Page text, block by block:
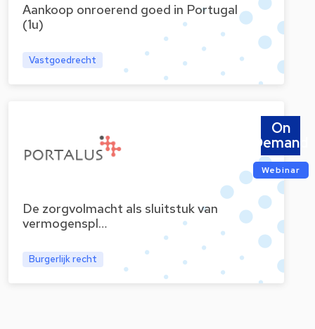
Aankoop onroerend goed in Portugal
(1u)
Vastgoedrecht
De zorgvolmacht als sluitstuk van
vermogenspl…
Burgerlijk recht
On
Demand
Webinar